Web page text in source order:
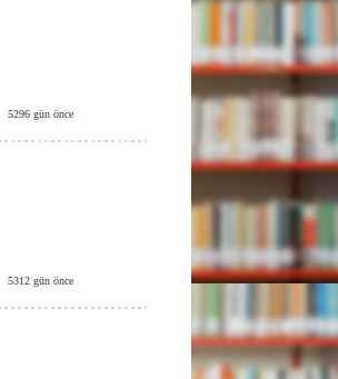
5296 gün önce
5312 gün önce